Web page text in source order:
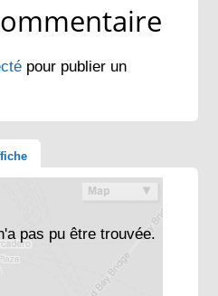
pour publier un
pas pu être trouvée.